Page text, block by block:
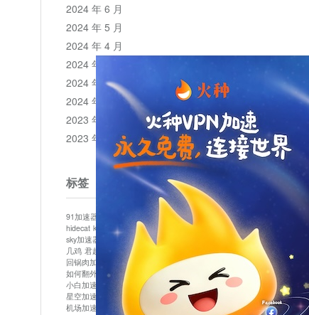
2024 年 6 月
2024 年 5 月
2024 年 4 月
2024 年 3 月
2024 年 2 月
2024 年 1 月
2023 年 12 月
2023 年 11 月
标签
91加速器 bluelayer加速器
clash节点
hidecat kuai500 panda加速器
plex加速器
sky加速器
telegram加速器 中信加速器
云梯加速器
几鸡 君越加速器 哔咔漫画加速器
唐师傅加速器
回锅肉加速器
坚果加速器 壹点加速器
如何翻外墙网站 小哈vp加速器
小火箭加速器
小白加速器
布谷vp加速器 心阶云 快连
星空加速器
最新版clash安卓下载
月光加速器
机场加速器
松果云 极快加速器
梯子加速器